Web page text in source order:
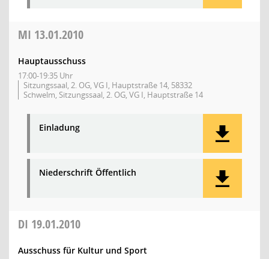
MI 13.01.2010
Hauptausschuss
17:00-19:35 Uhr
Sitzungssaal, 2. OG, VG I, Hauptstraße 14, 58332
Schwelm, Sitzungssaal, 2. OG, VG I, Hauptstraße 14
Einladung
Niederschrift Öffentlich
DI 19.01.2010
Ausschuss für Kultur und Sport